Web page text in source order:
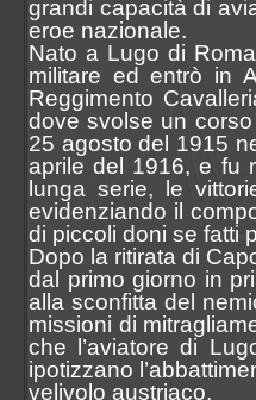
Sezione Aerea Palermo
Sezione Aerea di
Sezione Aerea Pratica
Sezione Aerea Rimini
Sezione Aerea Venezia
Sezione Aerea Venegono
grandi capacità di
eroe nazionale.
Nato a Lugo di
militare ed entrò in
Reggimento
dove svolse un
25 agosto del 1915
aprile del 1916, e fu
lunga serie, le
evidenziando il
di piccoli doni se fatti
Dopo la ritirata di
dal primo giorno in
alla sconfitta del
missioni di
che l’aviatore di
ipotizzano
velivolo austriaco.